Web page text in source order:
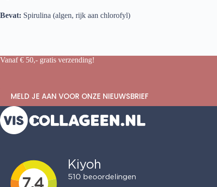
Bevat: Spirulina (algen, rijk aan chlorofyl)
Vanaf € 50,- gratis verzending!
MELD JE AAN VOOR ONZE NIEUWSBRIEF